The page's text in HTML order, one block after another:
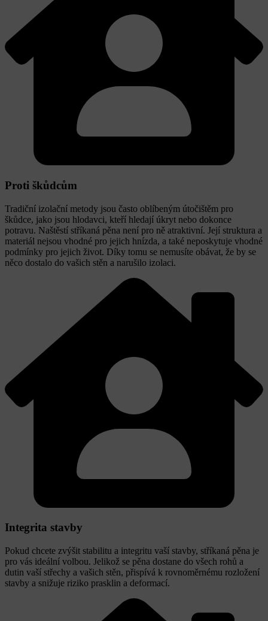
Proti škůdcům
Tradiční izolační metody jsou často oblíbeným útočištěm pro
škůdce, jako jsou hlodavci, kteří hledají úkryt nebo dokonce
potravu. Naštěstí stříkaná pěna není pro ně atraktivní. Její struktura a
materiál nejsou vhodné pro jejich hnízda, a také neposkytuje vhodné
podmínky pro jejich život. Díky tomu se nemusíte obávat, že by se
něco dostalo do vašich stěn a narušilo izolaci.
Integrita stavby
Pokud chcete zvýšit stabilitu a integritu vaší stavby, stříkaná pěna je
pro vás ideální volbou. Jelikož se pěna dostane do všech rohů a
dutin vaší střechy a vašich stěn, přispívá k rovnoměrnému rozložení
stavby a snižuje riziko prasklin a deformací.